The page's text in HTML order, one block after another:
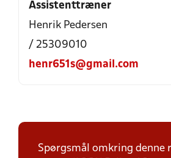
Assistenttræner
Henrik Pedersen
/ 25309010
henr651s@gmail.com
Spørgsmål omkring denne